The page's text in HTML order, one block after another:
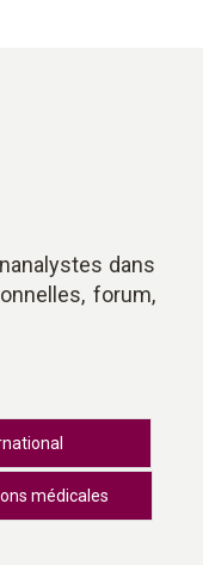
dans
forum,
médicales